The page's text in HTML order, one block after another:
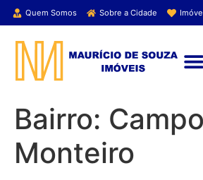
Quem Somos Sobre a Cidade
Bairro:
Monteiro